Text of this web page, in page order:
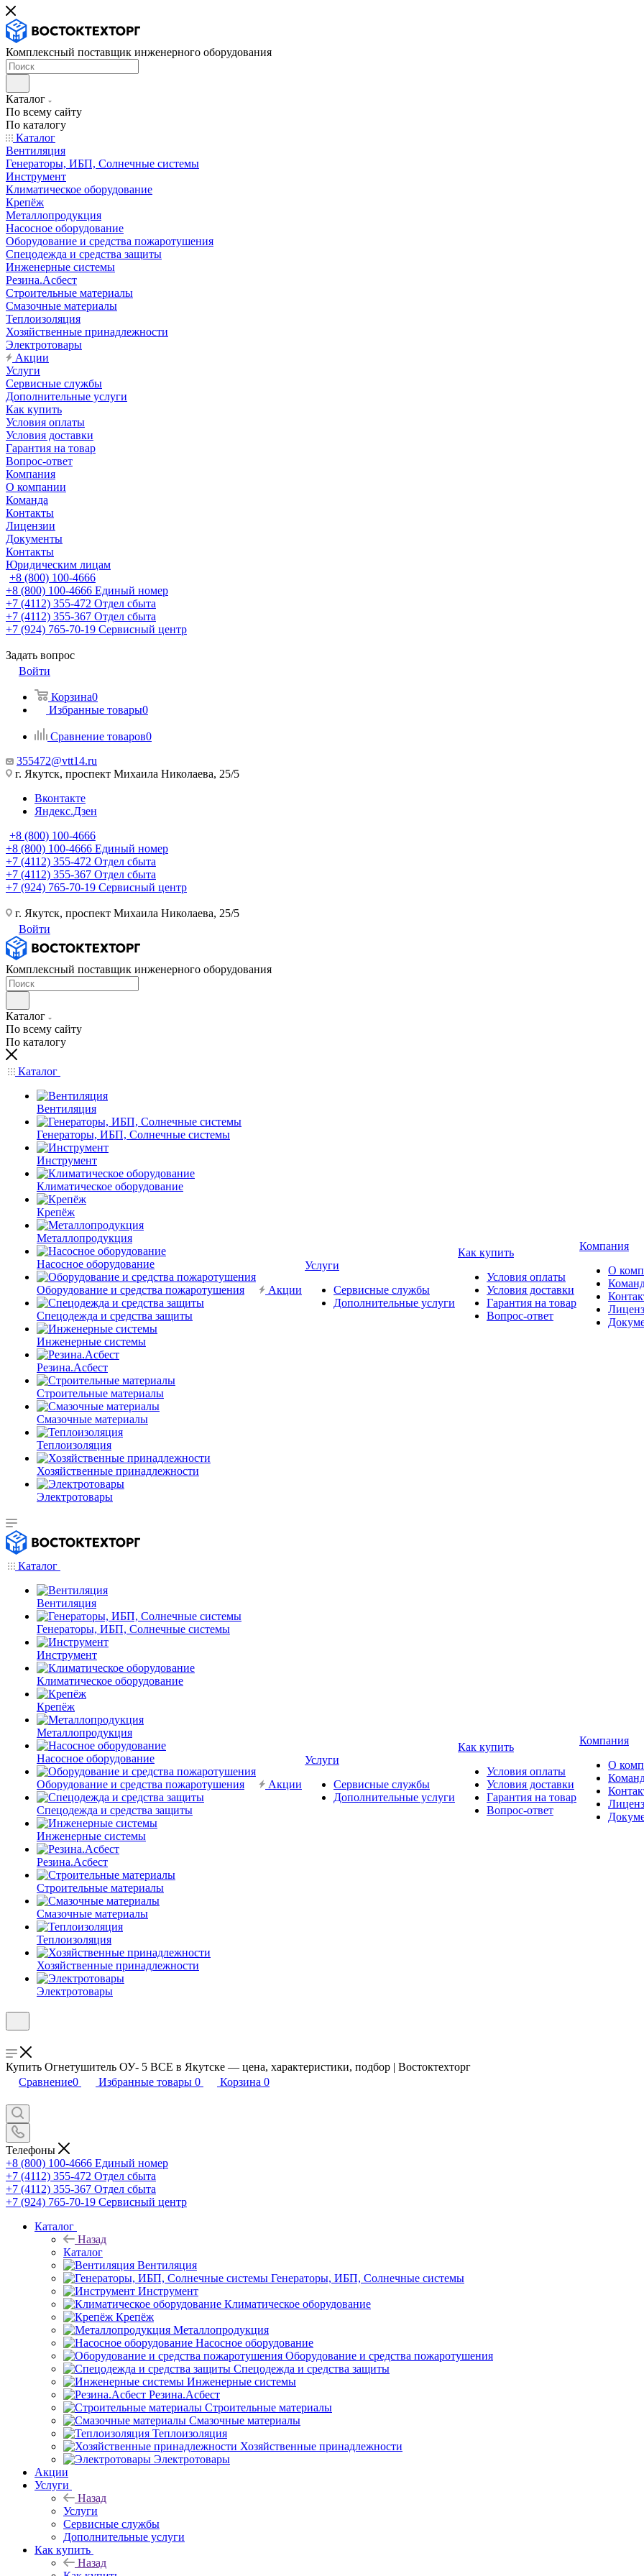
Комплексный поставщик инженерного оборудования
Каталог
По всему сайту
По каталогу
Каталог
Вентиляция
Генераторы, ИБП, Солнечные системы
Инструмент
Климатическое оборудование
Крепёж
Металлопродукция
Насосное оборудование
Оборудование и средства пожаротушения
Спецодежда и средства защиты
Инженерные системы
Резина.Асбест
Строительные материалы
Смазочные материалы
Теплоизоляция
Хозяйственные принадлежности
Электротовары
Акции
Услуги
Сервисные службы
Дополнительные услуги
Как купить
Условия оплаты
Условия доставки
Гарантия на товар
Вопрос-ответ
Компания
О компании
Команда
Контакты
Лицензии
Документы
Контакты
Юридическим лицам
+8 (800) 100-4666
+8 (800) 100-4666 Единый номер
+7 (4112) 355-472 Отдел сбыта
+7 (4112) 355-367 Отдел сбыта
+7 (924) 765-70-19 Сервисный центр
Задать вопрос
Войти
Корзина0
Избранные товары0
Сравнение товаров0
355472@vtt14.ru
г. Якутск, проспект Михаила Николаева, 25/5
Вконтакте
Яндекс.Дзен
+8 (800) 100-4666
+8 (800) 100-4666 Единый номер
+7 (4112) 355-472 Отдел сбыта
+7 (4112) 355-367 Отдел сбыта
+7 (924) 765-70-19 Сервисный центр
г. Якутск, проспект Михаила Николаева, 25/5
Войти
Комплексный поставщик инженерного оборудования
Каталог
По всему сайту
По каталогу
Каталог
Вентиляция
Генераторы, ИБП, Солнечные системы
Инструмент
Климатическое оборудование
Крепёж
Металлопродукция
Насосное оборудование
Оборудование и средства пожаротушения
Спецодежда и средства защиты
Инженерные системы
Резина.Асбест
Строительные материалы
Смазочные материалы
Теплоизоляция
Хозяйственные принадлежности
Электротовары
Акции
Услуги
Сервисные службы
Дополнительные услуги
Как купить
Условия оплаты
Условия доставки
Гарантия на товар
Вопрос-ответ
Компания
О
Каталог
Вентиляция
Генераторы, ИБП, Солнечные системы
Инструмент
Климатическое оборудование
Крепёж
Металлопродукция
Насосное оборудование
Оборудование и средства пожаротушения
Спецодежда и средства защиты
Инженерные системы
Резина.Асбест
Строительные материалы
Смазочные материалы
Теплоизоляция
Хозяйственные принадлежности
Электротовары
Акции
Услуги
Сервисные службы
Дополнительные услуги
Как купить
Условия оплаты
Условия доставки
Гарантия на товар
Вопрос-ответ
Компания
О
Купить Огнетушитель ОУ- 5 ВСЕ в Якутске — цена, характеристики, подбор | Востоктехторг
Сравнение0 Избранные товары 0 Корзина 0
Телефоны
+8 (800) 100-4666 Единый номер
+7 (4112) 355-472 Отдел сбыта
+7 (4112) 355-367 Отдел сбыта
+7 (924) 765-70-19 Сервисный центр
Каталог
Назад
Каталог
Вентиляция
Генераторы, ИБП, Солнечные системы
Инструмент
Климатическое оборудование
Крепёж
Металлопродукция
Насосное оборудование
Оборудование и средства пожаротушения
Спецодежда и средства защиты
Инженерные системы
Резина.Асбест
Строительные материалы
Смазочные материалы
Теплоизоляция
Хозяйственные принадлежности
Электротовары
Акции
Услуги
Назад
Услуги
Сервисные службы
Дополнительные услуги
Как купить
Назад